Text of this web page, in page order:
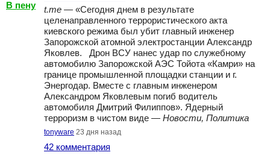
В пену
t.me — «Сегодня днем в результате
целенаправленного террористического акта
киевского режима был убит главный инженер
Запорожской атомной электростанции Александр
Яковлев. Дрон ВСУ нанес удар по служебному
автомобилю Запорожской АЭС Тойота «Камри» на
границе промышленной площадки станции и г.
Энергодар. Вместе с главным инженером
Александром Яковлевым погиб водитель
автомобиля Дмитрий Филиппов». Ядерный
терроризм в чистом виде — Новости, Политика
tonyware 23 дня назад
42 комментария